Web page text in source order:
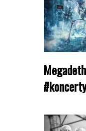
#koncerty